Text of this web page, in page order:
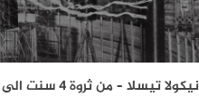
نيكولا تيسلا – من ثروة 4 سنت الى عالم فائز بجائزة نوبل